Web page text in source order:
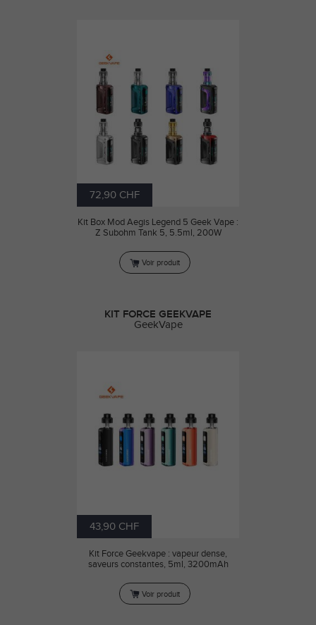
72,90 CHF
Kit Box Mod Aegis Legend 5 Geek Vape :
Z Subohm Tank 5, 5.5ml, 200W
Voir produit
KIT FORCE GEEKVAPE
GeekVape
43,90 CHF
Kit Force Geekvape : vapeur dense,
saveurs constantes, 5ml, 3200mAh
Voir produit